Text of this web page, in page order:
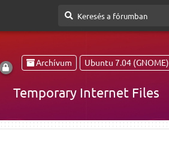
Archívum Ubuntu 7.04 (GNOME)
Temporary Internet Files